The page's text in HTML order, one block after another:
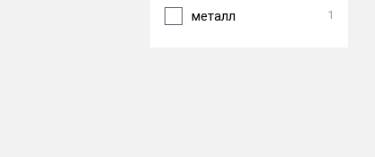
металл 1